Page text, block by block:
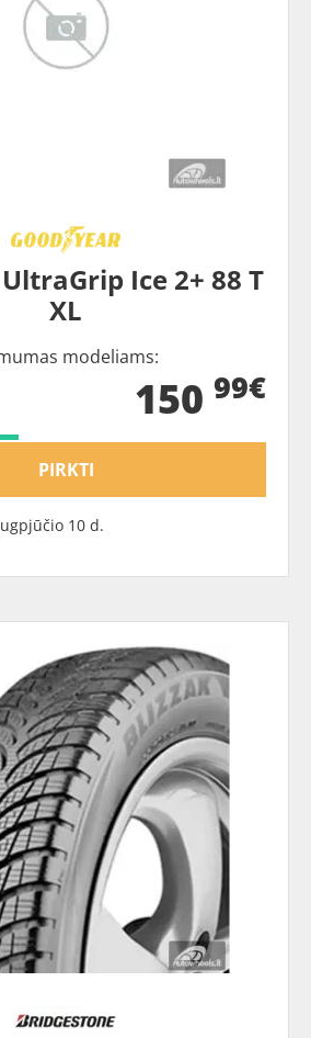
Ice 2+ 88 T
XL
modeliams:
150 99€
PIRKTI
10 d.